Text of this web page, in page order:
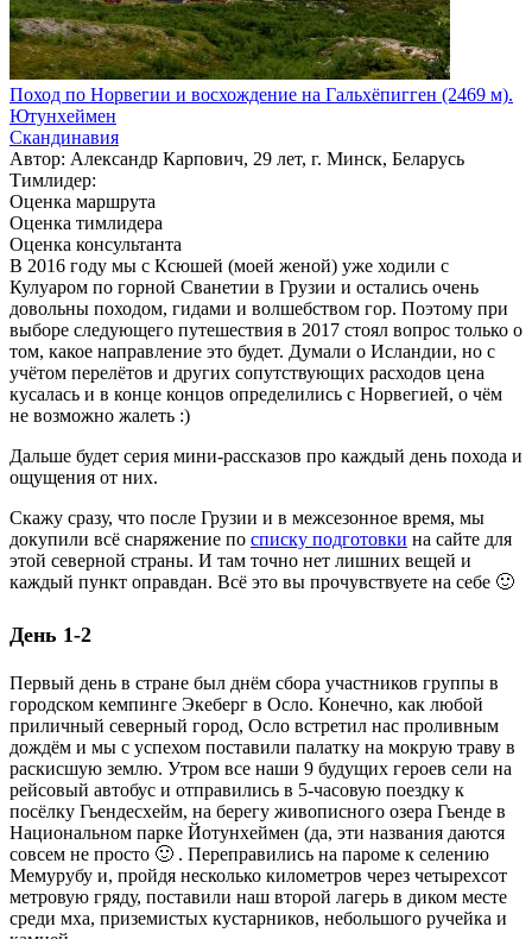
Поход по Норвегии и восхождение на Гальхёпигген (2469 м).
Ютунхеймен
Скандинавия
Автор: Александр Карпович, 29 лет, г. Минск, Беларусь
Тимлидер:
Оценка маршрута
Оценка тимлидера
Оценка консультанта
В 2016 году мы с Ксюшей (моей женой) уже ходили с
Кулуаром по горной Сванетии в Грузии и остались очень
довольны походом, гидами и волшебством гор. Поэтому при
выборе следующего путешествия в 2017 стоял вопрос только о
том, какое направление это будет. Думали о Исландии, но с
учётом перелётов и других сопутствующих расходов цена
кусалась и в конце концов определились с Норвегией, о чём
не возможно жалеть :)
Дальше будет серия мини-рассказов про каждый день похода и
ощущения от них.
Скажу сразу, что после Грузии и в межсезонное время, мы
докупили всё снаряжение по списку подготовки на сайте для
этой северной страны. И там точно нет лишних вещей и
каждый пункт оправдан. Всё это вы прочувствуете на себе 🙂
День 1-2
Первый день в стране был днём сбора участников группы в
городском кемпинге Экеберг в Осло. Конечно, как любой
приличный северный город, Осло встретил нас проливным
дождём и мы с успехом поставили палатку на мокрую траву в
раскисшую землю. Утром все наши 9 будущих героев сели на
рейсовый автобус и отправились в 5-часовую поездку к
посёлку Гьендесхейм, на берегу живописного озера Гьенде в
Национальном парке Йотунхеймен (да, эти названия даются
совсем не просто 🙂 . Переправились на пароме к селению
Мемурубу и, пройдя несколько километров через четырехсот
метровую гряду, поставили наш второй лагерь в диком месте
среди мха, приземистых кустарников, небольшого ручейка и